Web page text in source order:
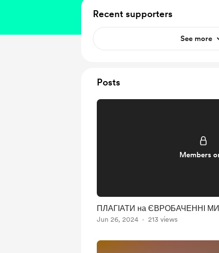
Recent supporters
See more
Posts
Members
ПЛАГІАТИ на ЄВРОБАЧЕННІ
Jun 26, 2024 213 views